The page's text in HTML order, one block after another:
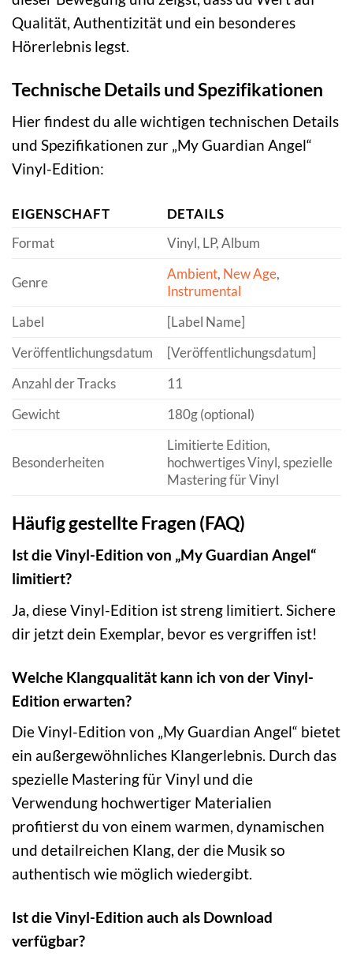
Qualität, Authentizität und ein besonderes
Hörerlebnis legst.
Technische Details und Spezifikationen
Hier findest du alle wichtigen technischen Details
und Spezifikationen zur „My Guardian Angel“
Vinyl-Edition:
EIGENSCHAFT
DETAILS
Format
Vinyl, LP, Album
Genre
Ambient, New Age,
Instrumental
Label
[Label Name]
Veröffentlichungsdatum
[Veröffentlichungsdatum]
Anzahl der Tracks
11
Gewicht
180g (optional)
Besonderheiten
Limitierte Edition,
hochwertiges Vinyl, spezielle
Mastering für Vinyl
Häufig gestellte Fragen (FAQ)
Ist die Vinyl-Edition von „My Guardian Angel“
limitiert?
Ja, diese Vinyl-Edition ist streng limitiert. Sichere
dir jetzt dein Exemplar, bevor es vergriffen ist!
Welche Klangqualität kann ich von der Vinyl-
Edition erwarten?
Die Vinyl-Edition von „My Guardian Angel“ bietet
ein außergewöhnliches Klangerlebnis. Durch das
spezielle Mastering für Vinyl und die
Verwendung hochwertiger Materialien
profitierst du von einem warmen, dynamischen
und detailreichen Klang, der die Musik so
authentisch wie möglich wiedergibt.
Ist die Vinyl-Edition auch als Download
verfügbar?